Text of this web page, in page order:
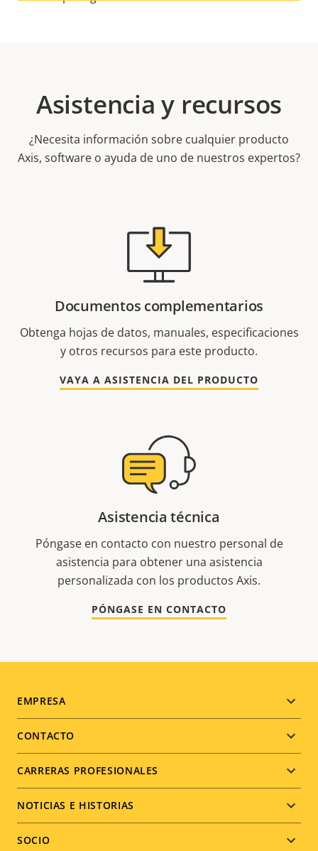
Asistencia y recursos
¿Necesita información sobre cualquier producto
Axis, software o ayuda de uno de nuestros expertos?
Documentos complementarios
Obtenga hojas de datos, manuales, especificaciones
y otros recursos para este producto.
VAYA A ASISTENCIA DEL PRODUCTO
Asistencia técnica
Póngase en contacto con nuestro personal de
asistencia para obtener una asistencia
personalizada con los productos Axis.
PÓNGASE EN CONTACTO
Footer
menu
EMPRESA
CONTACTO
CARRERAS PROFESIONALES
NOTICIAS E HISTORIAS
SOCIO